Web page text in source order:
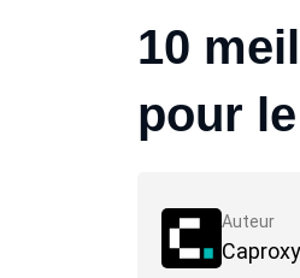
10
pour
Auteur